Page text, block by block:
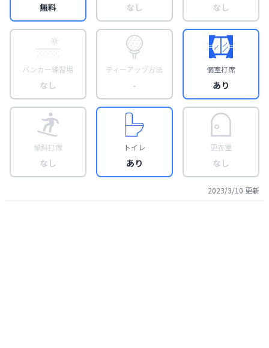
無料 なし なし
バンカー練習場
なし
ティーアップ方法
-
個室打席
あり
傾斜打席
なし
トイレ
あり
更衣室
なし
2023/3/10 更新